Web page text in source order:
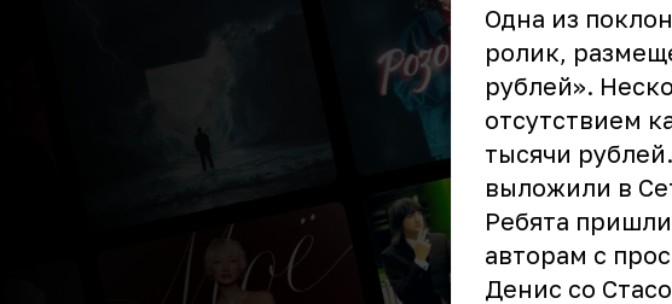
Одна из
ролик,
рублей».
отсутствием
тысячи
выложили в
Ребята
авторам с
Денис со